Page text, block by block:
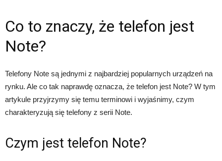
Co to znaczy, że telefon jest
Note?
Telefony Note są jednymi z najbardziej popularnych urządzeń na
rynku. Ale co tak naprawdę oznacza, że telefon jest Note? W tym
artykule przyjrzymy się temu terminowi i wyjaśnimy, czym
charakteryzują się telefony z serii Note.
Czym jest telefon Note?